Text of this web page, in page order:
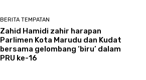
BERITA TEMPATAN
Zahid Hamidi zahir harapan
Parlimen Kota Marudu dan Kudat
bersama gelombang ‘biru’ dalam
PRU ke-16